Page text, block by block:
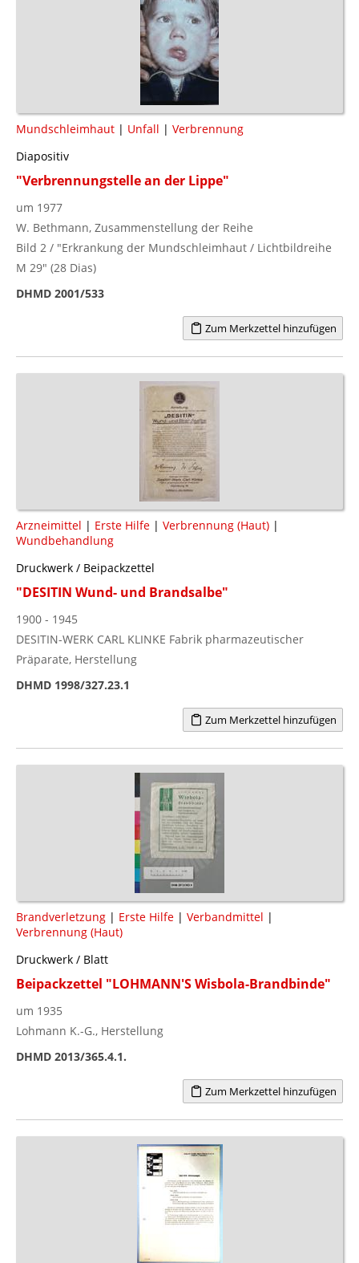
Mundschleimhaut | Unfall | Verbrennung
Diapositiv
"Verbrennungstelle an der Lippe"
um 1977
W. Bethmann, Zusammenstellung der Reihe
Bild 2 / "Erkrankung der Mundschleimhaut / Lichtbildreihe
M 29" (28 Dias)
DHMD 2001/533
Zum Merkzettel hinzufügen
Arzneimittel | Erste Hilfe | Verbrennung (Haut) |
Wundbehandlung
Druckwerk / Beipackzettel
"DESITIN Wund- und Brandsalbe"
1900 - 1945
DESITIN-WERK CARL KLINKE Fabrik pharmazeutischer
Präparate, Herstellung
DHMD 1998/327.23.1
Zum Merkzettel hinzufügen
Brandverletzung | Erste Hilfe | Verbandmittel |
Verbrennung (Haut)
Druckwerk / Blatt
Beipackzettel "LOHMANN'S Wisbola-Brandbinde"
um 1935
Lohmann K.-G., Herstellung
DHMD 2013/365.4.1.
Zum Merkzettel hinzufügen